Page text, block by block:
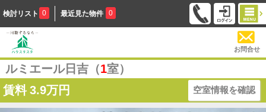
検討リスト 0 最近見た物件 0
お問合せ
ルミエール日吉（1室）
賃料 3.9万円 空室情報を確認